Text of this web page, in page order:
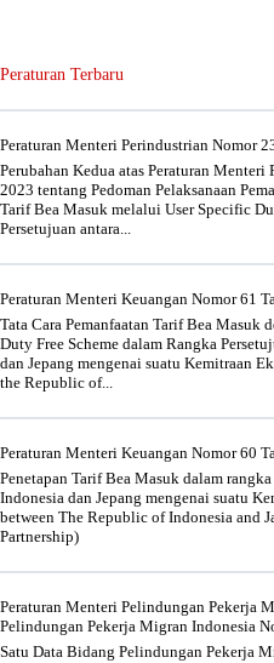
Peraturan Terbaru
Peraturan Menteri Perindustrian Nomor
Perubahan Kedua atas Peraturan
2023 tentang Pedoman Pelaksanaan
Tarif Bea Masuk melalui User Specific
Persetujuan antara...
Peraturan Menteri Keuangan Nomor 61
Tata Cara Pemanfaatan Tarif Bea Masuk
Duty Free Scheme dalam Rangka
dan Jepang mengenai suatu Kemitraan
the Republic of...
Peraturan Menteri Keuangan Nomor 60
Penetapan Tarif Bea Masuk dalam
Indonesia dan Jepang mengenai suatu
between The Republic of Indonesia and
Partnership)
Peraturan Menteri Pelindungan Pekerja
Pelindungan Pekerja Migran Indonesia
Satu Data Bidang Pelindungan Pekerja